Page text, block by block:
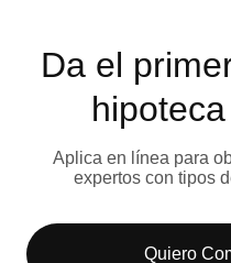
Da el
Aplica en línea para
expertos con tipos
Quiero